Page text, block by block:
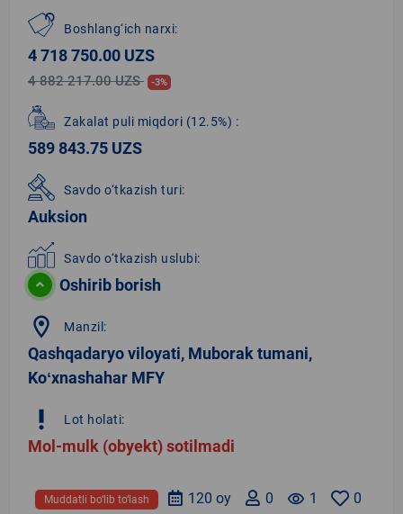
Boshlang‘ich narxi:
4 718 750.00 UZS
4 882 217.00 UZS -3%
Zakalat puli miqdori (12.5%) :
589 843.75 UZS
Savdo o‘tkazish turi:
Auksion
Savdo o‘tkazish uslubi:
Oshirib borish
location_on Manzil:
Qashqadaryo viloyati, Muborak tumani,
Koʻxnashahar MFY
priority_high Lot holati:
Mol-mulk (obyekt) sotilmadi
0
remove_red_eye 1
0
120 oy
Muddatli bo‘lib to‘lash